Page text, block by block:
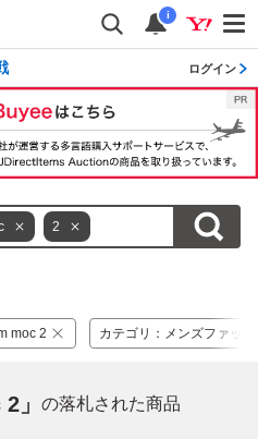
i
ログイン
2
moc 2 カテゴリ ： メンズファッ
」 の落札された商品